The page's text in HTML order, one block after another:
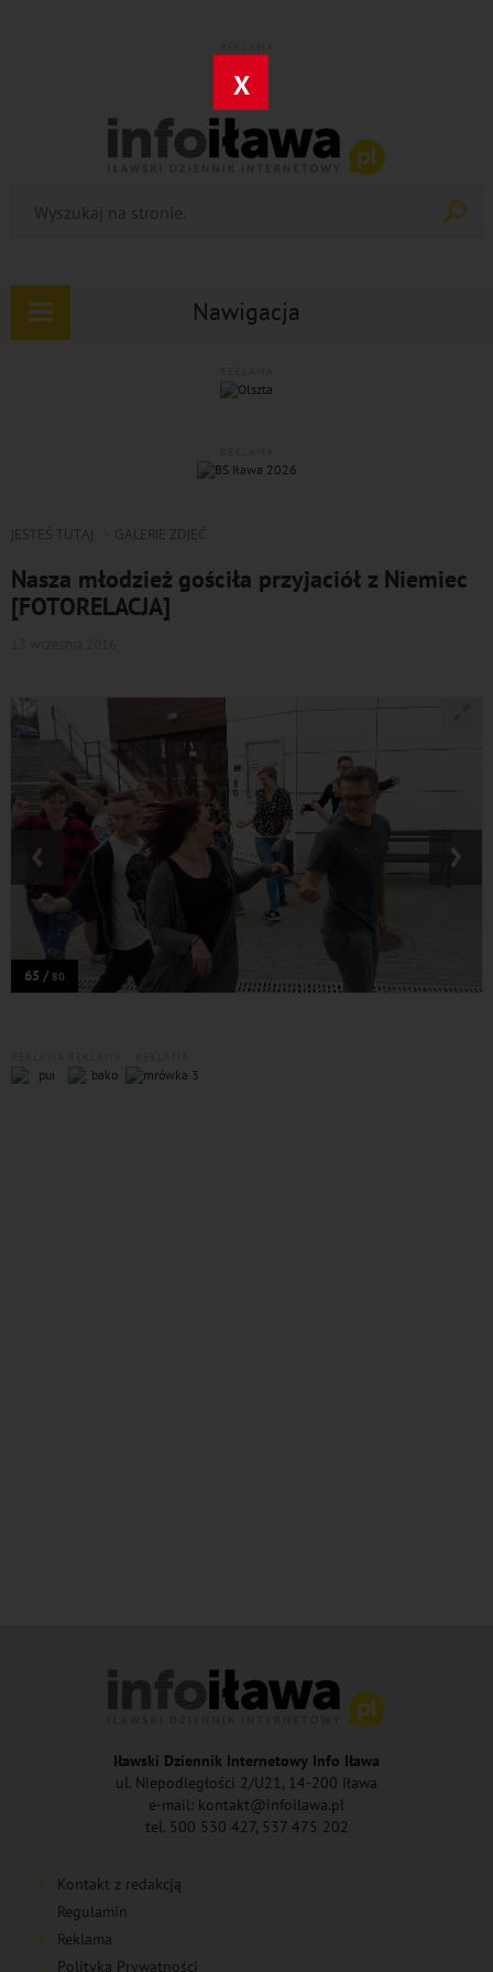
X
Nawigacja
Rozwiń
JESTEŚ TUTAJ GALERIE ZDJĘĆ
Nasza młodzież gościła przyjaciół z Niemiec
[FOTORELACJA]
65 / 80
‹ ›
Iławski Dziennik Internetowy Info Iława
ul. Niepodległości 2/U21, 14-200 Iława
e-mail: kontakt@infoilawa.pl
tel. 500 530 427, 537 475 202
Kontakt z redakcją
Regulamin
Reklama
Polityka Prywatności